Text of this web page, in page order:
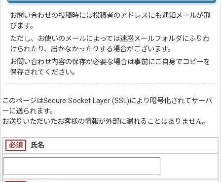
お問い合わせの投稿時には投稿者のアドレスにも通知メールが飛
びます。
ただし、お使いのメールによっては迷惑メールフォルダにふりわ
けられたり、届かなかったりする場合がございます。
お問い合わせ内容の保存が必要な場合は事前にご自身でコピーを
保存されてください。
このページはSecure Socket Layer (SSL)により暗号化されてサーバ
ーに送られます。
お送りいただいたお客様の情報が外部に漏れることはありません。
必須 氏名